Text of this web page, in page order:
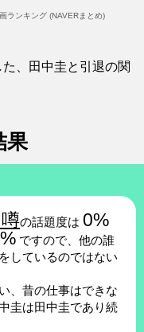
ランキング (NAVERまとめ)
、田中圭と引退の関
果
の話題度は 0%
ですので、他の誰
しているのではない
、昔の仕事はできな
圭は田中圭であり続